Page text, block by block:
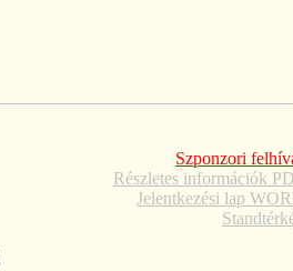
Szponzori
Részletes információk
Jelentkezési lap